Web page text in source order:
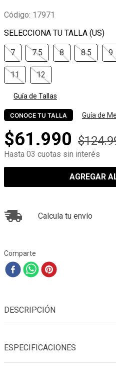
Código: 17971
7 7.5 8 8.5 9
11 12
Guía de Tallas
CONOCE TU TALLA Guía de
$61 .990 $124.
Hasta 03 cuotas sin interés
AGREGAR
Calcula tu envío
Comparte
DESCRIPCIÓN
ESPECIFICACIONES